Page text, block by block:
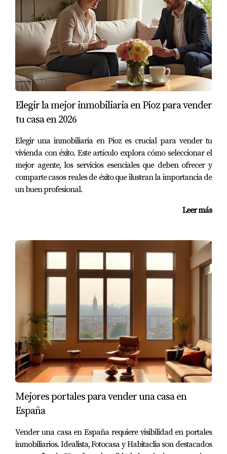
ofertas y logró vender su casa por encima del precio del
mercado. La historia de María es un recordatorio
poderoso sobre cómo las renovaciones estratégicas
pueden transformar una propiedad y atraer a
compradores dispuestos a pagar más.
CONCLUSIÓN
Preparar tu vivienda para la venta no tiene por qué ser
una tarea abrumadora. Con un enfoque adecuado en el
mantenimiento y algunas reparaciones estratégicas,
puedes asegurarte de que tu propiedad se destaque en el
competitivo mercado inmobiliario madrileño. Recuerda
que cada pequeño detalle cuenta y puede marcar la
diferencia entre una venta rápida o una propiedad
necesitas asesoramiento personalizado sobre cómo
preparar tu vivienda para la venta, no dudes en
contactar a Amparo Lillo. Estoy aquí para ayudarte a
maximizar el valor de tu hogar y hacer que tu experiencia
sea lo más fluida posible.
PREGUNTAS FRECUENTES
¿Cuáles son las reparaciones más importantes
antes de vender?
Reparar goteras y filtraciones.
Pintar paredes desgastadas.
Actualizar grifos y accesorios antiguos.
Arreglar electrodomésticos defectuosos.
¿Cuánto debo invertir en reparaciones?
Elegir la mejor inmobiliaria en Pioz para vender
tu casa en 2026
Elegir una inmobiliaria en Pioz es crucial para vender tu
vivienda con éxito. Este artículo explora cómo seleccionar el
mejor agente, los servicios esenciales que deben ofrecer y
comparte casos reales de éxito que ilustran la importancia de
un buen profesional.
Leer más
Mejores portales para vender una casa en
España
Vender una casa en España requiere visibilidad en portales
inmobiliarios. Idealista, Fotocasa y Habitaclia son destacados